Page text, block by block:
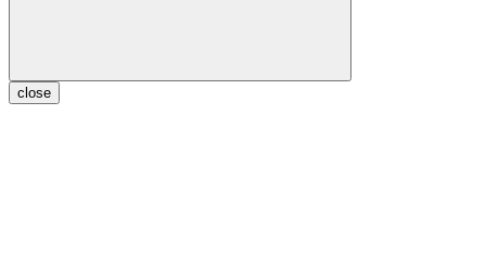
close